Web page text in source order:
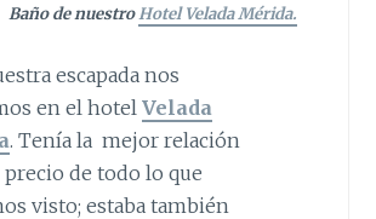
Baño de nuestroHotel Velada Mérida.
escapada nos
en el hotel Velada
. Tenía la mejor relación
precio de todo lo que
visto; estaba también